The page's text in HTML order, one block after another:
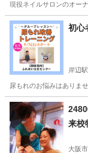
現役ネイルサロンのオー
大阪 大阪市 心
初心
岸辺駅
尿もれのお悩みはありま
大阪 吹田市 岸
来校
大阪市